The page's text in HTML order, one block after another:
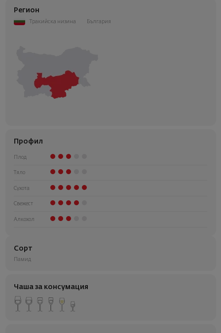
Регион
Тракийска низина България
Профил
Плод
Тяло
Сухота
Свежест
Алкохол
Сорт
Памид
Чаша за консумация